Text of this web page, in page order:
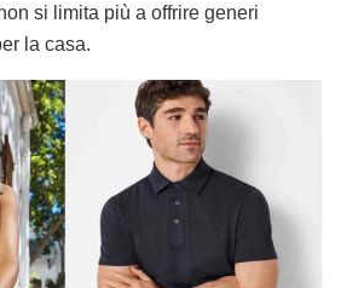
si limita più a offrire generi
la casa.